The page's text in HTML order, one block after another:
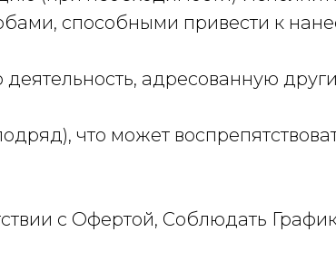
способными привести к
адресованную
что может
с Офертой, Соблюдать